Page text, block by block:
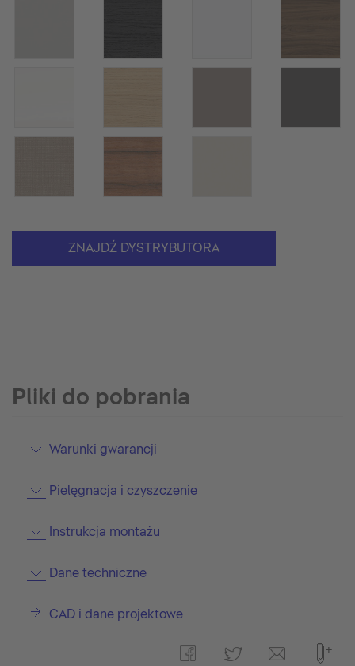
ZNAJDŹ DYSTRYBUTORA
Pliki do pobrania
Warunki gwarancji
Pielęgnacja i czyszczenie
Instrukcja montażu
Dane techniczne
CAD i dane projektowe